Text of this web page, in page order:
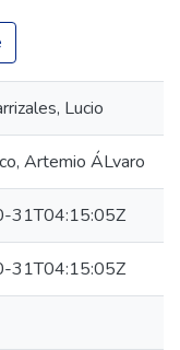
Lucio
Artemio ÁLvaro
31T04:15:05Z
31T04:15:05Z